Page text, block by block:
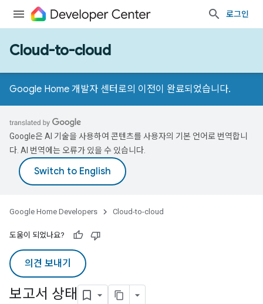
로그인
Cloud-to-cloud
Google Home 개발자 센터로의 이전이 완료되었습니다.
Google은 AI 기술을 사용하여 콘텐츠를 사용자의 기본 언어로 번역합니
다. AI 번역에는 오류가 있을 수 있습니다.
Google Home Developers Cloud-to-cloud
도움이 되었나요?
의견 보내기
보고서 상태